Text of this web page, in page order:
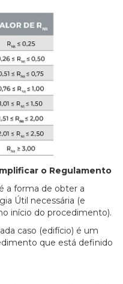
o Regulamento
a forma de obter a
Útil necessária (e
início do procedimento).
caso (edifício) é um
que está definido